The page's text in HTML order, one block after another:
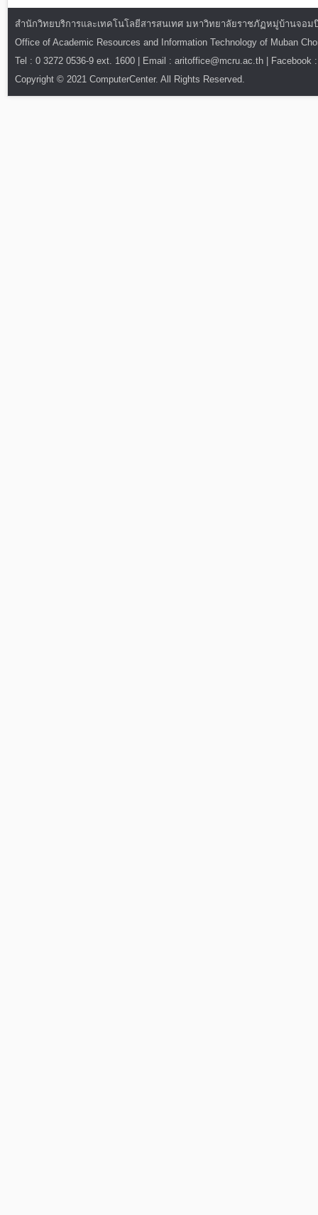
สำนักวิทยบริการและเทคโนโลยีสารสนเทศ มหาวิทยาลัยราชภัฏหมู่บ้านจอ
Office of Academic Resources and Information Technology of Muban
Tel : 0 3272 0536-9 ext. 1600 | Email : aritoffice@mcru.ac.th | Facebook
Copyright © 2021 ComputerCenter. All Rights Reserved.